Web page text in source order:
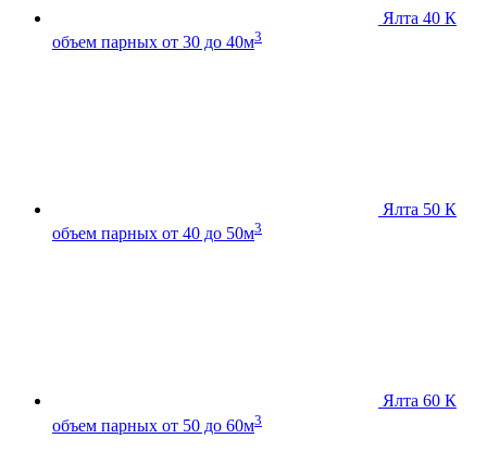
Ялта 40 К
объем парных от 30 до 40м3
Ялта 50 К
объем парных от 40 до 50м3
Ялта 60 К
объем парных от 50 до 60м3